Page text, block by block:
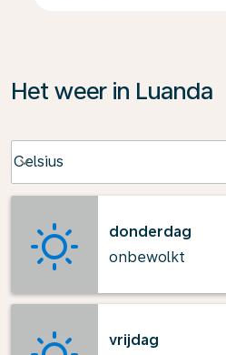
Het weer in Luanda
Celsius
keyboard_arrow_down
donderdag
onbewolkt
vrijdag